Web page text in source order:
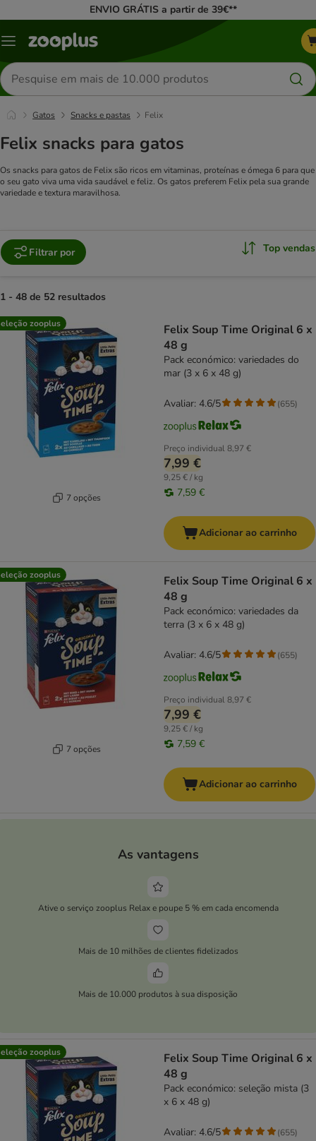
ENVIO GRÁTIS a partir de 39€**
Menu
Pesquisar
produtos
Gatos Snacks e pastas Felix
Felix snacks para gatos
Os snacks para gatos de Felix são ricos em vitaminas, proteínas e ómega 6 para que
o seu gato viva uma vida saudável e feliz. Os gatos preferem Felix pela sua grande
variedade e textura maravilhosa.
Filtrar por Top vendas
1 - 48 de 52 resultados
product items have been changed
zooplus
7 opções
Felix Soup Time Original 6 x
48 g
Pack económico: variedades do
mar (3 x 6 x 48 g)
Preço individual8,97 €
7,99 €
9,25 € / kg
7,59 €
Avaliar: 4.6/5 (655)
Adicionar ao carrinho
zooplus
7 opções
Felix Soup Time Original 6 x
48 g
Pack económico: variedades da
terra (3 x 6 x 48 g)
Preço individual8,97 €
7,99 €
9,25 € / kg
7,59 €
Avaliar: 4.6/5 (655)
Adicionar ao carrinho
As vantagens
Ative o serviço zooplus Relax e poupe 5 % em cada encomenda
Mais de 10 milhões de clientes fidelizados
Mais de 10.000 produtos à sua disposição
zooplus
Felix Soup Time Original 6 x
48 g
Pack económico: seleção mista (3
x 6 x 48 g)
Avaliar: 4.6/5 (655)